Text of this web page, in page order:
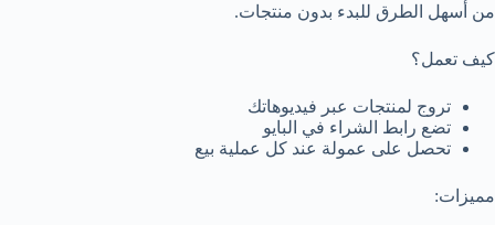
من أسهل الطرق للبدء بدون منتجات.
كيف تعمل؟
تروج لمنتجات عبر فيديوهاتك
تضع رابط الشراء في البايو
تحصل على عمولة عند كل عملية بيع
مميزات: